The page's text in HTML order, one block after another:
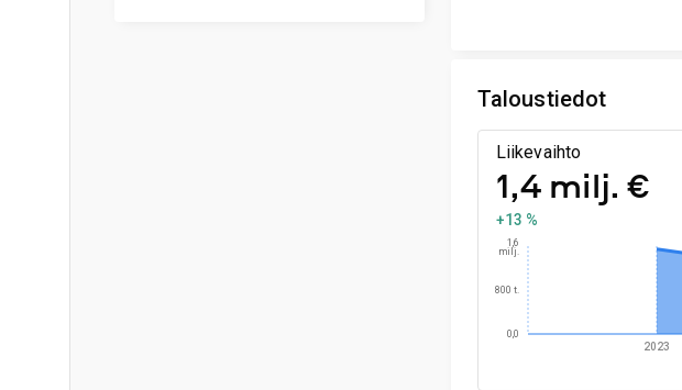
Taloustiedot
Liikevaihto
1,4 milj. €
+13 %
2023
0,0
800 t.
1,6
milj.